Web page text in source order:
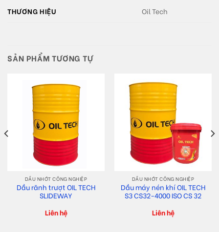
THƯƠNG HIỆU Oil Tech
SẢN PHẨM TƯƠNG TỰ
DẦU NHỚT CÔNG NGHIỆP
Dầu rãnh trượt OIL TECH
SLIDEWAY
Liên hệ
DẦU NHỚT CÔNG NGHIỆP
Dầu máy nén khí OIL TECH
S3 CS32-4000 ISO CS 32
Liên hệ